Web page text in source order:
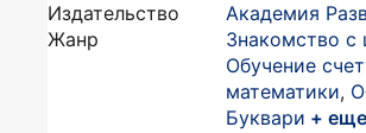
Издательство
Академия
Жанр
Знакомство с
Обучение
математики,
Буквари +